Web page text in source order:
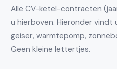
Alle CV-ketel-contracten
u hierboven. Hieronder
geiser, warmtepomp,
Geen kleine lettertjes.